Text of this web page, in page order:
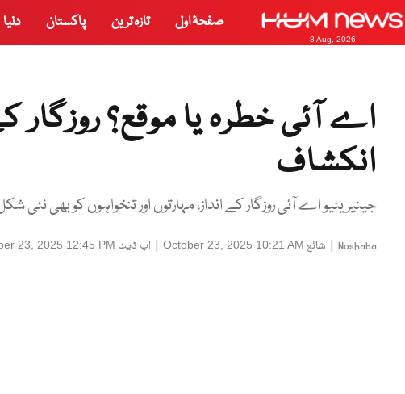
8 Aug, 2026
صفحۂ اول تازہ ترین پاکستان دنیا
اے آئی خطرہ یا موقع؟
انکشاف
جینیریٹیو اے آئی روزگار کے انداز، مہارتوں اور تنخواہوں کو بھی
Noshaba
| شائع October 23, 2025 10:21 AM
| اپ ڈیٹ 23, 2025 12:45 PM